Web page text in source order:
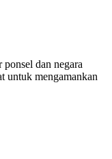
dan negara
untuk mengamankan